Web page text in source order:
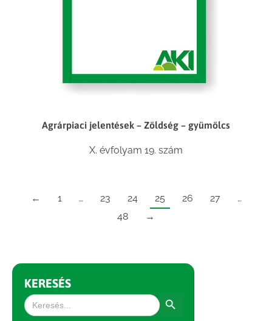
Agrárpiaci jelentések – Zöldség – gyümölcs
X. évfolyam 19. szám
← 1 … 23 24 25 26 27
…
48
→
KERESÉS
Search
for: